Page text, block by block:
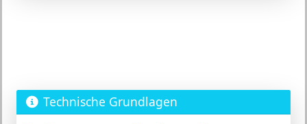
Technische Grundlagen